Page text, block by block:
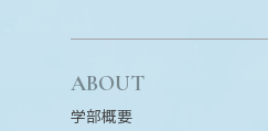
ABOUT
学部概要